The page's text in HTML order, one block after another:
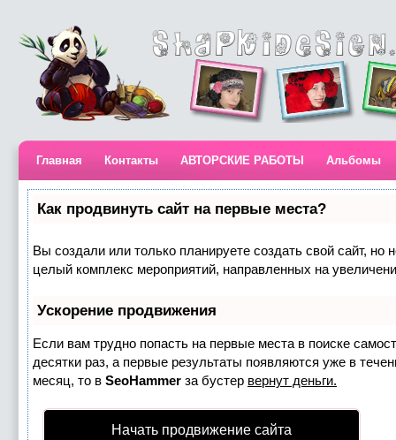
Главная Контакты АВТОРСКИЕ РАБОТЫ Альбомы
Как продвинуть сайт на первые места?
Вы создали или только планируете создать свой сайт, но
целый комплекс мероприятий, направленных на
Ускорение продвижения
Если вам трудно попасть на первые места в поиске
десятки раз, а первые результаты появляются уже в
месяц, то в SeoHammer за бустер вернут деньги.
Начать продвижение сайта